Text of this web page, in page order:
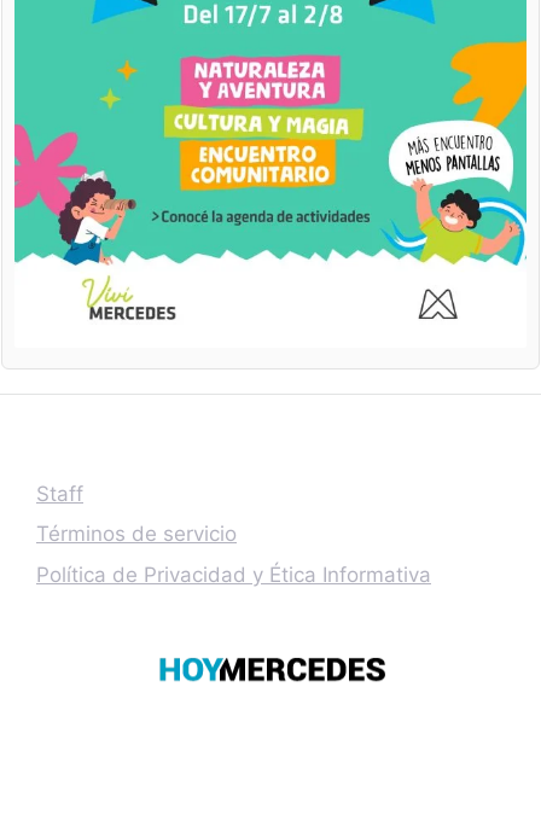
Staff
Términos de servicio
Política de Privacidad y Ética Informativa